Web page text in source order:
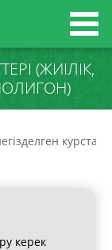
(ЖИІЛІК,
курстар
керек